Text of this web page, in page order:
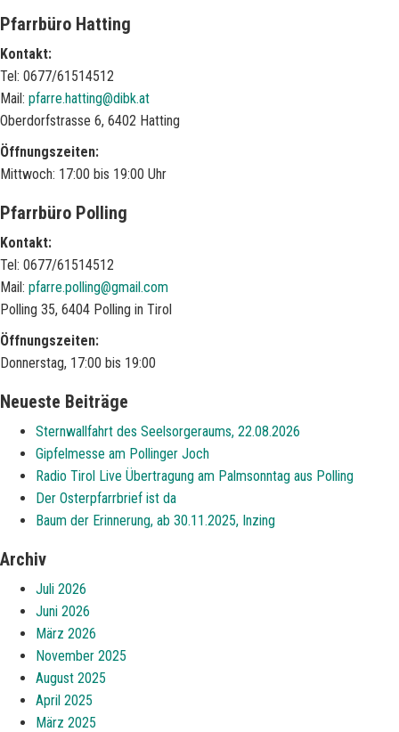
Pfarrbüro Hatting
Kontakt:
Tel: 0677/61514512
Mail: pfarre.hatting@dibk.at
Oberdorfstrasse 6, 6402 Hatting
Öffnungszeiten:
Mittwoch: 17:00 bis 19:00 Uhr
Pfarrbüro Polling
Kontakt:
Tel: 0677/61514512
Mail: pfarre.polling@gmail.com
Polling 35, 6404 Polling in Tirol
Öffnungszeiten:
Donnerstag, 17:00 bis 19:00
Neueste Beiträge
Sternwallfahrt des Seelsorgeraums, 22.08.2026
Gipfelmesse am Pollinger Joch
Radio Tirol Live Übertragung am Palmsonntag aus Polling
Der Osterpfarrbrief ist da
Baum der Erinnerung, ab 30.11.2025, Inzing
Archiv
Juli 2026
Juni 2026
März 2026
November 2025
August 2025
April 2025
März 2025